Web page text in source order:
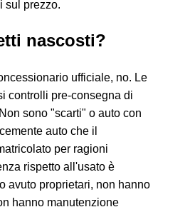
sul prezzo.
nascosti?
ufficiale, no. Le
controlli pre-consegna di
sono "scarti" o auto con
auto che il
per ragioni
rispetto all'usato è
avuto proprietari, non hanno
hanno manutenzione